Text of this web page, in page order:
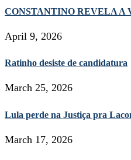
CONSTANTINO REVELA A
April 9, 2026
Ratinho desiste de candidatura
March 25, 2026
Lula perde na Justiça pra
March 17, 2026